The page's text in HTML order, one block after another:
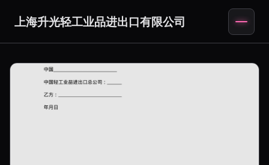
上海升光轻工业品进出口有限公司